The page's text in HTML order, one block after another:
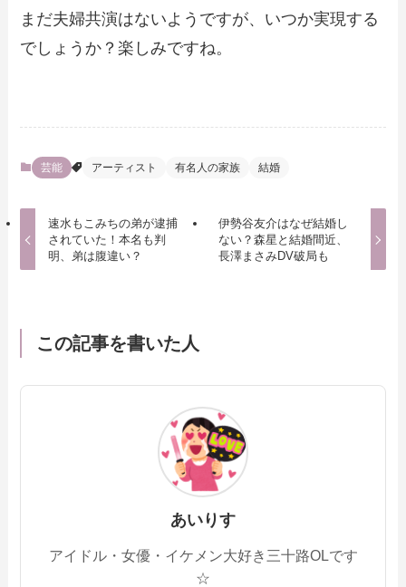
まだ夫婦共演はないようですが、いつか実現する
でしょうか？楽しみですね。
芸能 アーティスト 有名人の家族 結婚
速水もこみちの弟が逮捕
されていた！本名も判
明、弟は腹違い？
伊勢谷友介はなぜ結婚し
ない？森星と結婚間近、
長澤まさみDV破局も
この記事を書いた人
あいりす
アイドル・女優・イケメン大好き三十路OLです
☆